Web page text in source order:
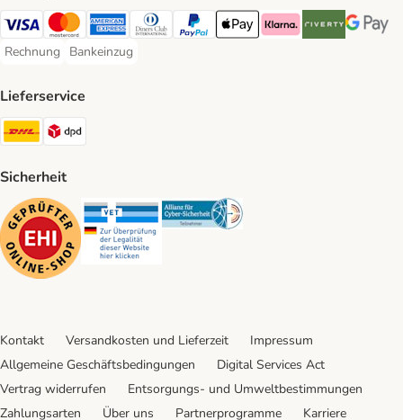
Visa Payment Method
Mastercard Payment Method
American Express Payment Method
Diners Club Payment Method
PayPal Payment Method
Apple Pay Payment Method
Klarna Payment Method
Riverty Payment
Google
Rechnung
Rechnung Payment Method
Bankeinzug
Bankeinzug Payment Method
Lieferservice
DHL Shipping Method
Sicherheit
Security Security Security
Kontakt Versandkosten und Lieferzeit
Impressum
Allgemeine Geschäftsbedingungen
Digital Services Act
Vertrag widerrufen
Entsorgungs- und Umweltbestimmungen
Zahlungsarten
Über uns Partnerprogramme Karriere